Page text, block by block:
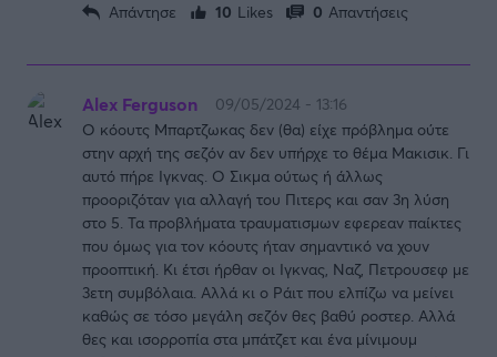
Απάντησε
10 Likes 0 Απαντήσεις
Alex Ferguson
09/05/2024 - 13:16
Ο κόουτς Μπαρτζωκας δεν (θα) είχε πρόβλημα ούτε
στην αρχή της σεζόν αν δεν υπήρχε το θέμα Μακισικ. Γι
αυτό πήρε Ιγκνας. Ο Σικμα ούτως ή άλλως
προοριζόταν για αλλαγή του Πιτερς και σαν 3η λύση
στο 5. Τα προβλήματα τραυματισμων εφερεαν παίκτες
που όμως για τον κόουτς ήταν σημαντικό να χουν
προοπτική. Κι έτσι ήρθαν οι Ιγκνας, Ναζ, Πετρουσεφ με
3ετη συμβόλαια. Αλλά κι ο Ράιτ που ελπίζω να μείνει
καθώς σε τόσο μεγάλη σεζόν θες βαθύ ροστερ. Αλλά
θες και ισορροπία στα μπάτζετ και ένα μίνιμουμ